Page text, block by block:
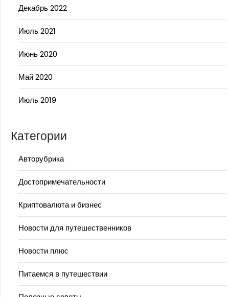
Декабрь 2022
Июль 2021
Июнь 2020
Май 2020
Июль 2019
Категории
Авторубрика
Достопримечательности
Криптовалюта и бизнес
Новости для путешественников
Новости плюс
Питаемся в путешествии